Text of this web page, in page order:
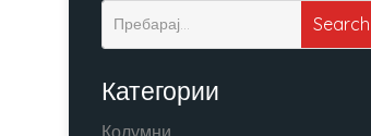
Категории
Колумни